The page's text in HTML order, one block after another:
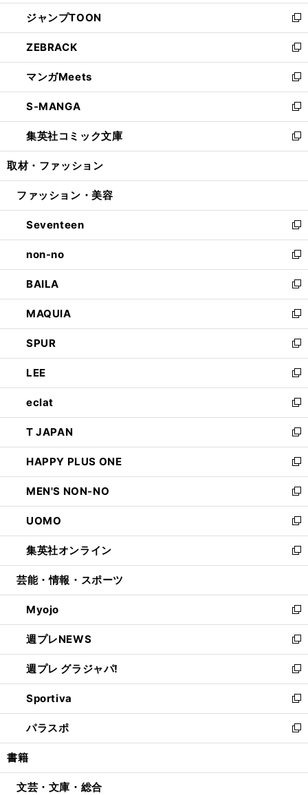
開
く
ウ
で
開
く
ン
ド
ウ
で
開
く
ウ
ィ
ン
ド
ウ
で
開
く
し
い
ウ
ィ
ン
ド
ウ
で
開
く
ジャンプTOON
新
し
い
ウ
ィ
ン
ド
ウ
で
開
ZEBRACK
新
し
い
ウ
ィ
ン
ド
ウ
開
マンガMeets
新
し
い
ウ
ィ
ン
ウ
開
く
S-MANGA
新
し
い
ウ
ン
ウ
で
開
く
集英社コミック文庫
新
し
ウ
ン
ド
ウ
で
開
く
取材・ファッション
ファッション・美容
Seventeen
新
し
い
ウ
ィ
ン
ド
ウ
で
開
く
non-no
新
し
い
ウ
ィ
ン
ド
ウ
で
開
く
BAILA
新
し
い
ウ
ィ
ン
ド
ウ
で
開
く
MAQUIA
新
し
い
ウ
ィ
ン
ド
ウ
で
開
く
SPUR
新
し
い
ウ
ィ
ン
ド
ウ
で
開
く
LEE
新
し
い
ウ
ィ
ン
ド
ウ
で
開
く
eclat
新
し
い
ウ
ィ
ン
ド
ウ
で
開
く
T JAPAN
新
し
い
ウ
ィ
ン
ド
ウ
で
開
HAPPY PLUS ONE
新
し
い
ウ
ィ
ン
ド
ウ
開
く
MEN'S NON-NO
新
し
い
ウ
ィ
ン
ウ
で
開
く
UOMO
新
し
い
ウ
ン
ド
ウ
で
開
く
集英社オンライン
新
し
ウ
ィ
ン
ド
ウ
で
開
く
芸能・情報・スポーツ
Myojo
新
し
い
ウ
ィ
ン
ド
ウ
で
開
週プレNEWS
新
し
い
ウ
ィ
ン
ド
ウ
開
週プレ グラジャパ!
新
し
い
ウ
ィ
ン
ウ
Sportiva
新
し
い
ウ
ン
パラスポ
新
し
ウ
書籍
文芸・文庫・総合